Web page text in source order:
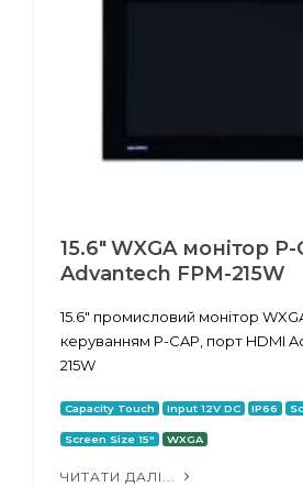
15.6" WXGA монітор P-
Advantech FPM-215W
15.6" промисловий монітор
керуванням P-CAP, порт HDMI
215W
Capacity Touch Input 12V DC IP66
Screen Size 15" WXGA
ЧИТАТИ ДАЛІ...